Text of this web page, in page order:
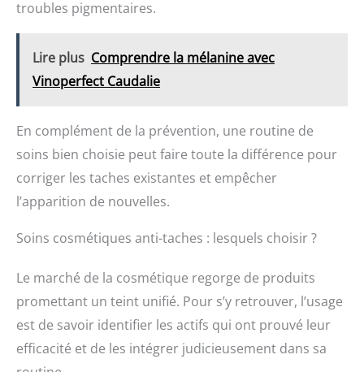
troubles pigmentaires.
Lire plus Comprendre la mélanine avec
Vinoperfect Caudalie
En complément de la prévention, une routine de
soins bien choisie peut faire toute la différence pour
corriger les taches existantes et empêcher
l’apparition de nouvelles.
Soins cosmétiques anti-taches : lesquels choisir ?
Le marché de la cosmétique regorge de produits
promettant un teint unifié. Pour s’y retrouver, l’usage
est de savoir identifier les actifs qui ont prouvé leur
efficacité et de les intégrer judicieusement dans sa